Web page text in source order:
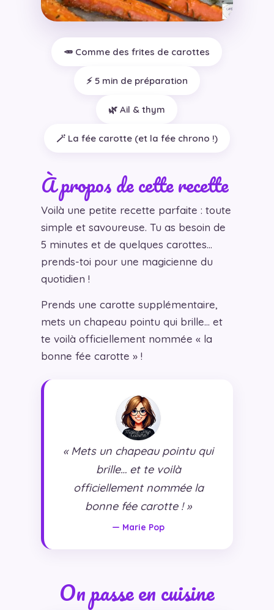
🥕 Comme des frites de carottes
⚡ 5 min de préparation
🌿 Ail & thym
🪄 La fée carotte (et la fée chrono !)
À propos de cette recette
Voilà une petite recette parfaite : toute
simple et savoureuse. Tu as besoin de
5 minutes et de quelques carottes…
prends-toi pour une magicienne du
quotidien !
Prends une carotte supplémentaire,
mets un chapeau pointu qui brille… et
te voilà officiellement nommée « la
bonne fée carotte » !
« Mets un chapeau pointu qui
brille… et te voilà
officiellement nommée la
bonne fée carotte ! »
— Marie Pop
On passe en cuisine